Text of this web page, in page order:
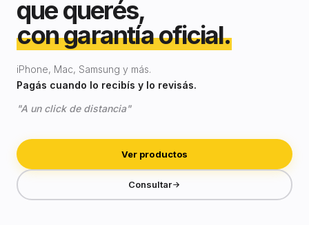
que querés,
con garantía oficial.
iPhone, Mac, Samsung y más.
Pagás cuando lo recibís y lo revisás.
"A un click de distancia"
Ver productos
Consultar